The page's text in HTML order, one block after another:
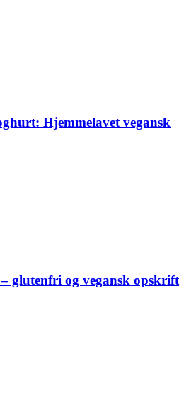
Hjemmelavet vegansk
glutenfri og vegansk opskrift